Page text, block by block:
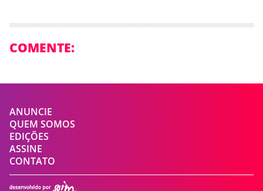
COMENTE:
ANUNCIE
QUEM SOMOS
EDIÇÕES
ASSINE
CONTATO